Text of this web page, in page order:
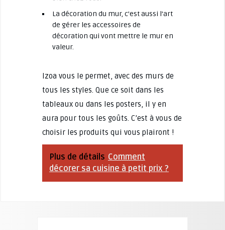
La décoration du mur, c’est aussi l’art
de gérer les accessoires de
décoration qui vont mettre le mur en
valeur.
Izoa vous le permet, avec des murs de
tous les styles. Que ce soit dans les
tableaux ou dans les posters, il y en
aura pour tous les goûts. C’est à vous de
choisir les produits qui vous plairont !
Plus de détails Comment
décorer sa cuisine à petit prix ?